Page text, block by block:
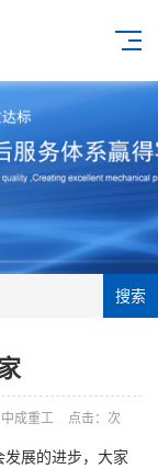
搜索
成重工 点击： 次
发展的进步，大家